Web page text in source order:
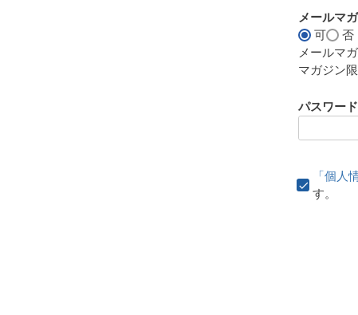
メールマ
可
否
メールマ
マガジン
パスワード
「個人
す。